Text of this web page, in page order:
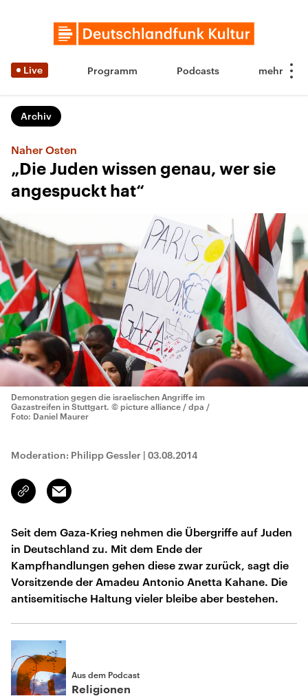
Live Programm Podcasts
Archiv
Naher Osten
„Die Juden wissen genau, wer sie
angespuckt hat“
Demonstration gegen die israelischen Angriffe im
Gazastreifen in Stuttgart. © picture alliance / dpa /
Foto: Daniel Maurer
Moderation: Philipp Gessler | 03.08.2014
Link
kopieren/teilen
Email
Seit dem Gaza-Krieg nehmen die Übergriffe auf Juden
in Deutschland zu. Mit dem Ende der
Kampfhandlungen gehen diese zwar zurück, sagt die
Vorsitzende der Amadeu Antonio Anetta Kahane. Die
antisemitische Haltung vieler bleibe aber bestehen.
Aus dem Podcast
Religionen